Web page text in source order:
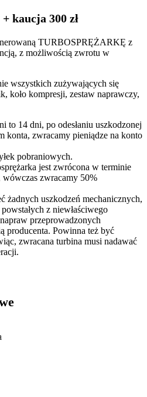
kaucja 300 zł
TURBOSPRĘŻARKĘ z
z możliwością zwrotu w
wszystkich zużywających się
koło kompresji, zestaw naprawczy,
to 14 dni, po odesłaniu uszkodzonej
konta, zwracamy pieniądze na konto
pobraniowych.
jest zwrócona w terminie
zwracamy 50%
żadnych uszkodzeń mechanicznych,
z niewłaściwego
przeprowadzonych
producenta. Powinna też być
zwracana turbina musi nadawać